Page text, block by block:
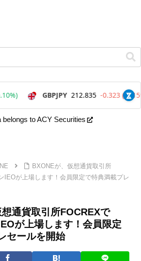
belongs to ACY Securities
BXONEが、仮想通貨取引所
IEOが上場します！会員限定で特典満載プレ
通貨取引所FOCREXで
が上場します！会員限定
セールを開始